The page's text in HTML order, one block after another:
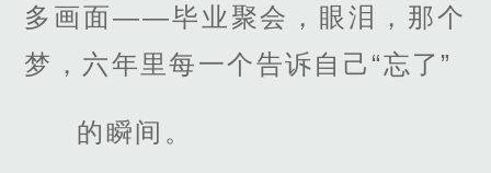
多画面——毕业聚会，眼泪，那个
梦，六年里每一个告诉自己“忘了”
的瞬间。